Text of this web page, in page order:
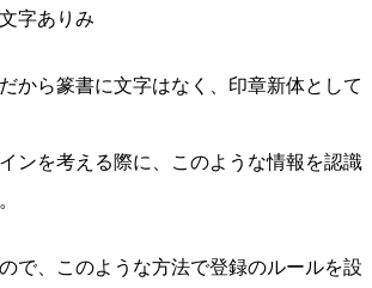
字ありみ
から篆書に文字はなく、印章新体として
ンを考える際に、このような情報を認識
で、このような方法で登録のルールを設